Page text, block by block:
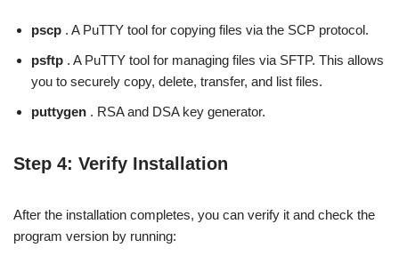
pscp . A PuTTY tool for copying files via the SCP protocol.
psftp . A PuTTY tool for managing files via SFTP. This allows
you to securely copy, delete, transfer, and list files.
puttygen . RSA and DSA key generator.
Step 4: Verify Installation
After the installation completes, you can verify it and check the
program version by running: